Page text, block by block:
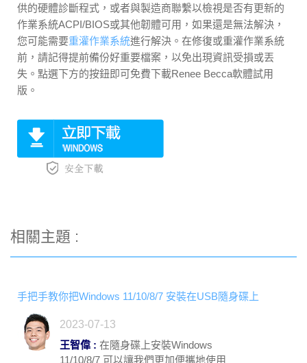
供的硬體診斷程式，或者與製造商聯繫以檢視是否有更新的
作業系統ACPI/BIOS或其他韌體可用，如果還是無法解決，
您可能需要重灌作業系統進行解決。在修復或重灌作業系統
前，請記得提前備份好重要檔案，以免出現資訊受損或丟
失。點選下方的按鈕即可免費下載Renee Becca軟體試用
版。
相關主題 :
手把手教你把Windows 11/10/8/7 安裝在USB隨身碟上
2023-07-13
王智偉 : 在隨身碟上安裝Windows
11/10/8/7 可以讓我們更加便攜地使用